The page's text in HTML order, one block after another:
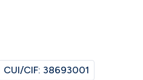
CUI/CIF: 38693001